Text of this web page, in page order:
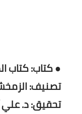
● كتاب: كتاب
تصنيف:
تحقيق: د. علي